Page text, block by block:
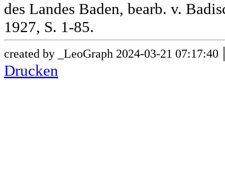
des Landes Baden, bearb. v.
1927, S. 1-85.
created by _LeoGraph 2024-03-21 07:17:40
Drucken